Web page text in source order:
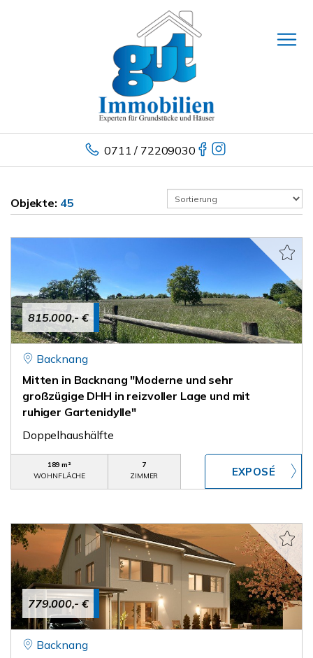
0711 / 72209030
Objekte: 45
815.000,- €
Backnang
Mitten in Backnang "Moderne und sehr
großzügige DHH in reizvoller Lage und mit
ruhiger Gartenidylle"
Doppelhaushälfte
189 m²
WOHNFLÄCHE
7
ZIMMER
779.000,- €
Backnang